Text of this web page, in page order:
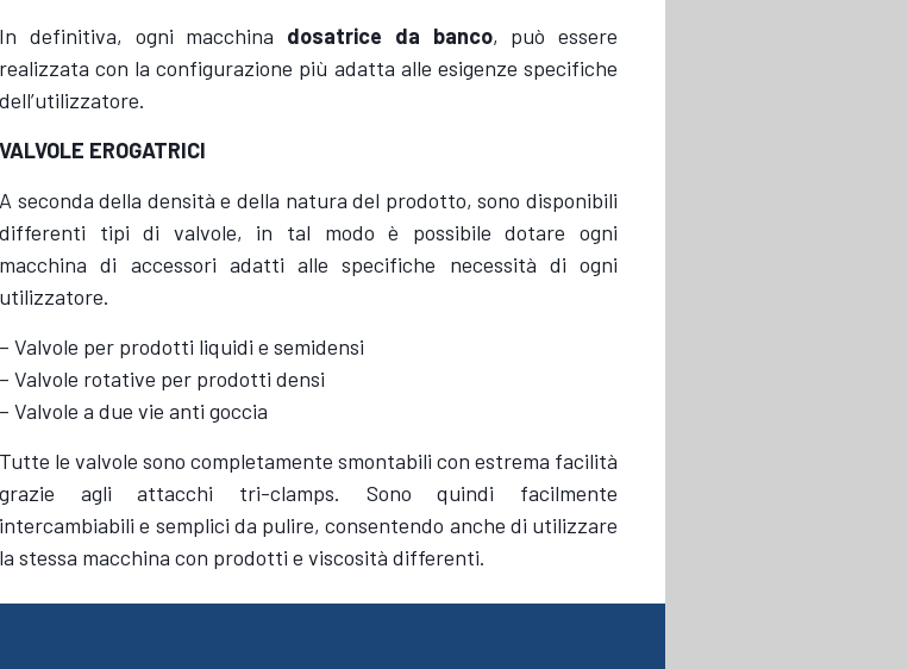
In definitiva, ogni macchina dosatrice da banco, può essere
realizzata con la configurazione più adatta alle esigenze specifiche
dell’utilizzatore.
VALVOLE EROGATRICI
A seconda della densità e della natura del prodotto, sono disponibili
differenti tipi di valvole, in tal modo è possibile dotare ogni
macchina di accessori adatti alle specifiche necessità di ogni
utilizzatore.
– Valvole per prodotti liquidi e semidensi
– Valvole rotative per prodotti densi
– Valvole a due vie anti goccia
Tutte le valvole sono completamente smontabili con estrema facilità
grazie agli attac­chi tri-clamps. Sono quindi facilmente
intercambiabili e semplici da pulire, consentendo anche di utilizzare
la stessa macchina con prodotti e viscosità differenti.